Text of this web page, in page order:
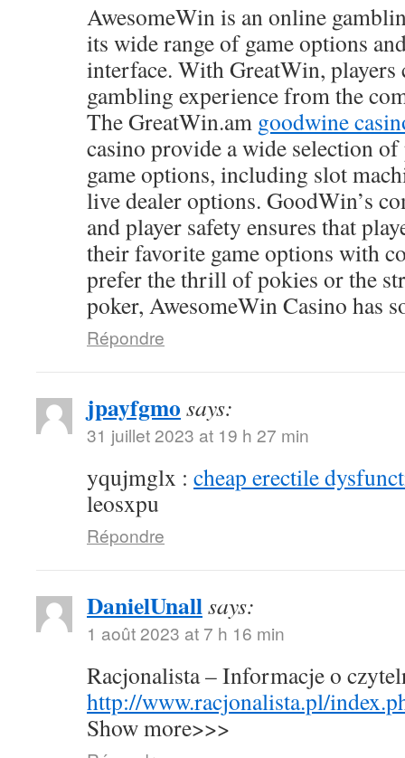
AwesomeWin is an online
its wide range of game options
interface. With GreatWin, players
gambling experience from the
The GreatWin.am goodwine
casino provide a wide selection
game options, including slot
live dealer options. GoodWin’s
and player safety ensures that
their favorite game options with
prefer the thrill of pokies or the
poker, AwesomeWin Casino has
Répondre
jpayfgmo says:
31 juillet 2023 at 19 h 27 min
yqujmglx : cheap erectile
leosxpu
Répondre
DanielUnallsays:
1 août 2023 at 7 h 16 min
Racjonalista – Informacje o
http://www.racjonalista.pl/
Show more>>>